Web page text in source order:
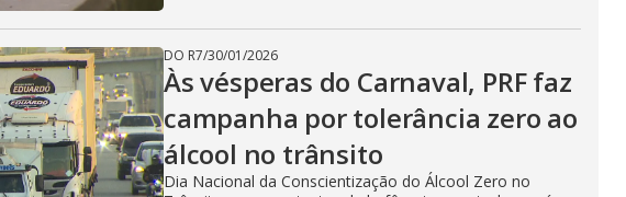
DO R7/30/01/2026
Às vésperas do Carnaval, PRF faz
campanha por tolerância zero ao
álcool no trânsito
Dia Nacional da Conscientização do Álcool Zero no